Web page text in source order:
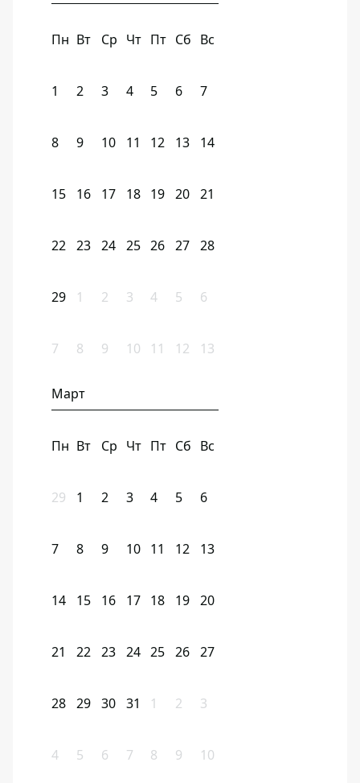
Пн Вт Ср Чт Пт Сб Вс
1 2 3 4 5 6 7
8 9 10 11 12 13 14
15 16 17 18 19 20 21
22 23 24 25 26 27 28
29 1 2 3 4 5 6
7 8 9 10 11 12 13
Март
Пн Вт Ср Чт Пт Сб Вс
29 1 2 3 4 5 6
7 8 9 10 11 12 13
14 15 16 17 18 19 20
21 22 23 24 25 26 27
28 29 30 31 1 2 3
4 5 6 7 8 9 10